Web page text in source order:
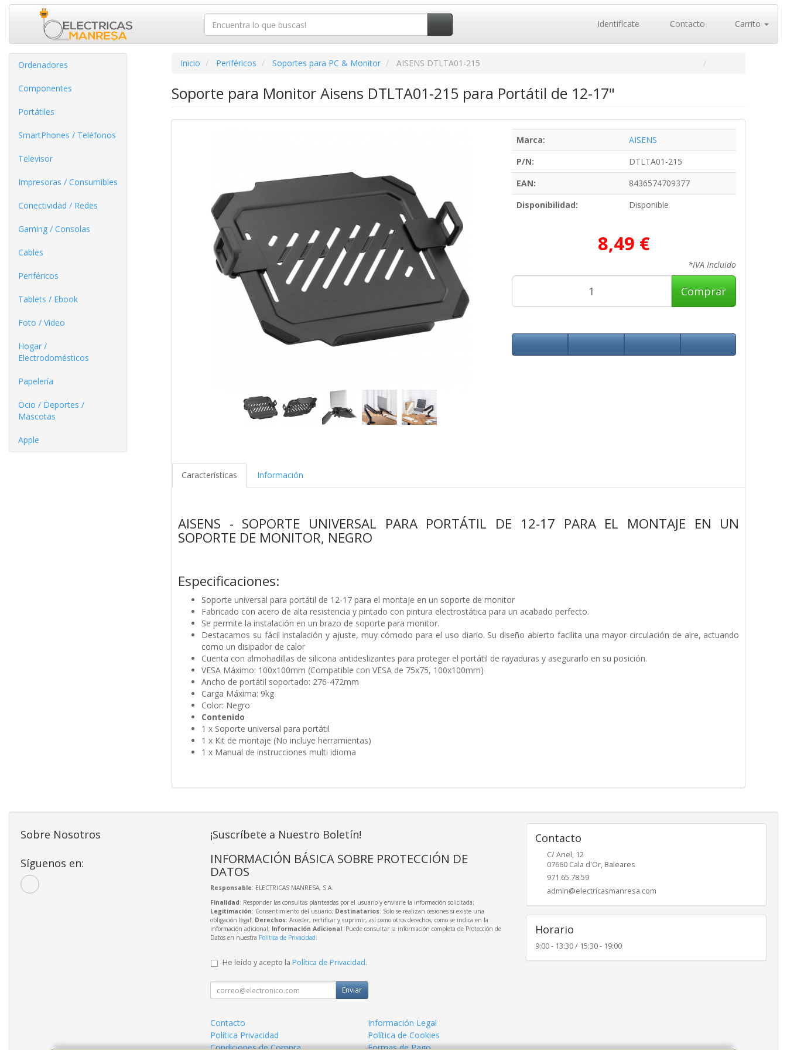
Identifícate Contacto Carrito
Ordenadores
Componentes
Portátiles
SmartPhones / Teléfonos
Televisor
Impresoras / Consumibles
Conectividad / Redes
Gaming / Consolas
Cables
Periféricos
Tablets / Ebook
Foto / Video
Hogar /
Electrodomésticos
Papelería
Ocio / Deportes /
Mascotas
Apple
Inicio Periféricos Soportes para PC & Monitor AISENS DTLTA01-215
Soporte para Monitor Aisens DTLTA01-215 para Portátil de 12-17"
Marca:
AISENS
P/N:
DTLTA01-215
EAN:
8436574709377
Disponibilidad:
Disponible
8,49 €
*IVA Incluido
Comprar
Características Información
AISENS - SOPORTE UNIVERSAL PARA PORTÁTIL DE 12-17 PARA EL MONTAJE EN UN
SOPORTE DE MONITOR, NEGRO
Especificaciones:
Soporte universal para portátil de 12-17 para el montaje en un soporte de monitor
Fabricado con acero de alta resistencia y pintado con pintura electrostática para un acabado perfecto.
Se permite la instalación en un brazo de soporte para monitor.
Destacamos su fácil instalación y ajuste, muy cómodo para el uso diario. Su diseño abierto facilita una mayor circulación de aire, actuando
como un disipador de calor
Cuenta con almohadillas de silicona antideslizantes para proteger el portátil de rayaduras y asegurarlo en su posición.
VESA Máximo: 100x100mm (Compatible con VESA de 75x75, 100x100mm)
Ancho de portátil soportado: 276-472mm
Carga Máxima: 9kg
Color: Negro
Contenido
1 x Soporte universal para portátil
1 x Kit de montaje (No incluye herramientas)
1 x Manual de instrucciones multi idioma
Sobre Nosotros
Síguenos en:
¡Suscríbete a Nuestro Boletín!
INFORMACIÓN BÁSICA SOBRE PROTECCIÓN DE
DATOS
Responsable: ELECTRICAS MANRESA, S.A.
Finalidad: Responder las consultas planteadas por el usuario y enviarle la información solicitada;
Legitimación: Consentimiento del usuario; Destinatarios: Solo se realizan cesiones si existe una
obligación legal; Derechos: Acceder, rectificar y suprimir, así como otros derechos, como se indica en la
información adicional; Información Adicional: Puede consultar la información completa de Protección de
Datos en nuestra Política de Privacidad.
He leído y acepto la Política de Privacidad.
Enviar
Contacto
Información Legal
Política Privacidad
Política de Cookies
Condiciones de Compra
Formas de Pago
Contacto
C/ Ariel, 12
07660 Cala d'Or, Baleares
971.65.78.59
admin@electricasmanresa.com
Horario
9:00 - 13:30 / 15:30 - 19:00